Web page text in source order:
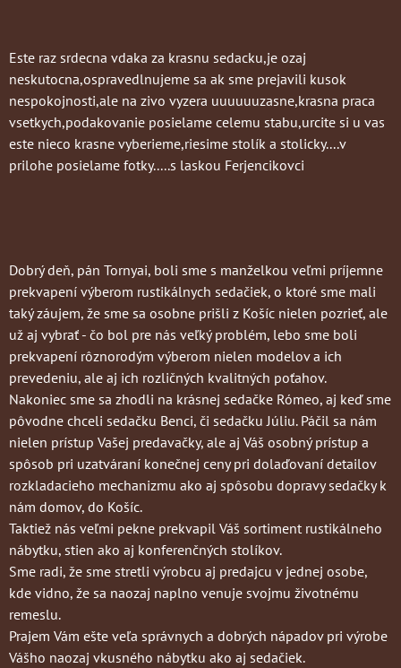
Este raz srdecna vdaka za krasnu sedacku,je ozaj
neskutocna,ospravedlnujeme sa ak sme prejavili kusok
nespokojnosti,ale na zivo vyzera uuuuuuzasne,krasna praca
vsetkych,podakovanie posielame celemu stabu,urcite si u vas
este nieco krasne vyberieme,riesime stolík a stolicky....v
prilohe posielame fotky.....s laskou Ferjencikovci
Dobrý deň, pán Tornyai, boli sme s manželkou veľmi príjemne
prekvapení výberom rustikálnych sedačiek, o ktoré sme mali
taký záujem, že sme sa osobne prišli z Košíc nielen pozrieť, ale
už aj vybrať - čo bol pre nás veľký problém, lebo sme boli
prekvapení rôznorodým výberom nielen modelov a ich
prevedeniu, ale aj ich rozličných kvalitných poťahov.
Nakoniec sme sa zhodli na krásnej sedačke Rómeo, aj keď sme
pôvodne chceli sedačku Benci, či sedačku Júliu. Páčil sa nám
nielen prístup Vašej predavačky, ale aj Váš osobný prístup a
spôsob pri uzatváraní konečnej ceny pri dolaďovaní detailov
rozkladacieho mechanizmu ako aj spôsobu dopravy sedačky k
nám domov, do Košíc.
Taktiež nás veľmi pekne prekvapil Váš sortiment rustikálneho
nábytku, stien ako aj konferenčných stolíkov.
Sme radi, že sme stretli výrobcu aj predajcu v jednej osobe,
kde vidno, že sa naozaj naplno venuje svojmu životnému
remeslu.
Prajem Vám ešte veľa správnych a dobrých nápadov pri výrobe
Vášho naozaj vkusného nábytku ako aj sedačiek.